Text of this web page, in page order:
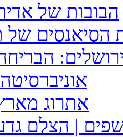
הבובות של
של
אתרוג
| הצלם